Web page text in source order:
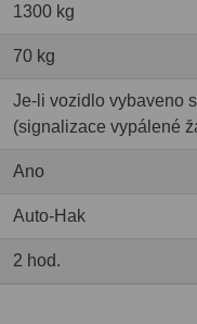
1300 kg
70 kg
Je-li vozidlo vybaveno
(signalizace vypálené
Ano
Auto-Hak
2 hod.